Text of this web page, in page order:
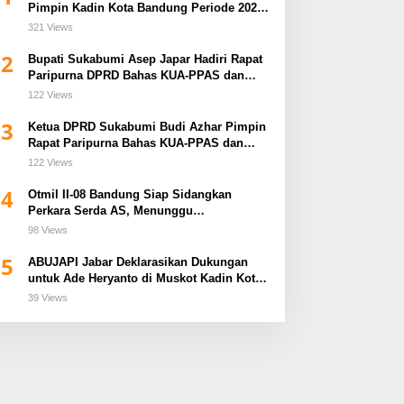
APKLINDO Jabar
Dukungan Penuh
Ade Heryanto di
TNI Dukung Pelayanan
Bazar UMKM
Pimpin Kadin Kota Bandung Periode 2026–
2031
321 Views
2
Bupati Sukabumi Asep Japar Hadiri Rapat
Paripurna DPRD Bahas KUA-PPAS dan
Raperda Disabilitas
122 Views
3
Ketua DPRD Sukabumi Budi Azhar Pimpin
Rapat Paripurna Bahas KUA-PPAS dan
Raperda Tirta Jaya
122 Views
4
Otmil II-08 Bandung Siap Sidangkan
Perkara Serda AS, Menunggu
Rekomendasi Korem Sunan Gunung Jati
98 Views
5
ABUJAPI Jabar Deklarasikan Dukungan
untuk Ade Heryanto di Muskot Kadin Kota
Bandung
39 Views